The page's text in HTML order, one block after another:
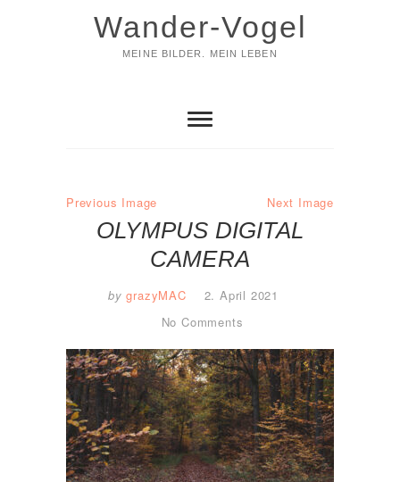
Wander-Vogel
MEINE BILDER. MEIN LEBEN
Previous Image Next Image
OLYMPUS DIGITAL
CAMERA
by grazyMAC
2. April 2021
No Comments